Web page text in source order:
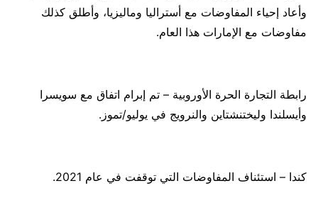
وأعاد إحياء المفاوضات مع أستراليا وماليزيا، وأطلق كذلك
مفاوضات مع الإمارات هذا العام.
رابطة التجارة الحرة الأوروبية – تم إبرام اتفاق مع سويسرا
وأيسلندا وليختنشتاين والنرويج في يوليو/تموز.
كندا – استئناف المفاوضات التي توقفت في عام 2021.